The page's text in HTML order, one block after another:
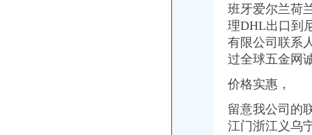
【重庆北京天地顺聘货运代理公司】网点,地址,电话,营业时间-大
中东专线深圳市飞达国际货运代理有限公司有[公司已核实]-搜狐
郑州报关代理黄页、郑州报关代理公司名录、郑州报关代理供应商、
第45页装货货代公司装货货运代理公司黄页装货货代企业查询-
中原地产免中介费家代理“重庆瑞安天地”-房产新闻-重庆搜狐焦点网
中原地产免中介费家代理“重庆瑞安天地”-房产新闻-重庆搜狐焦点网
班牙爱尔兰荷
理DHL出口到
有限公司联系
过全球五金网
价格实惠，
留意我公司的
江门浙江义乌